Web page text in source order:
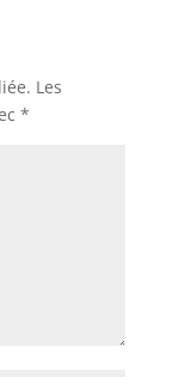
Les
*